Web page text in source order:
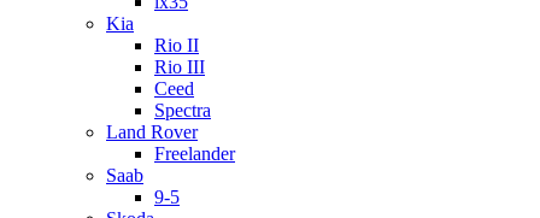
Kia
Rio II
Rio III
Ceed
Spectra
Land Rover
Freelander
Saab
9-5